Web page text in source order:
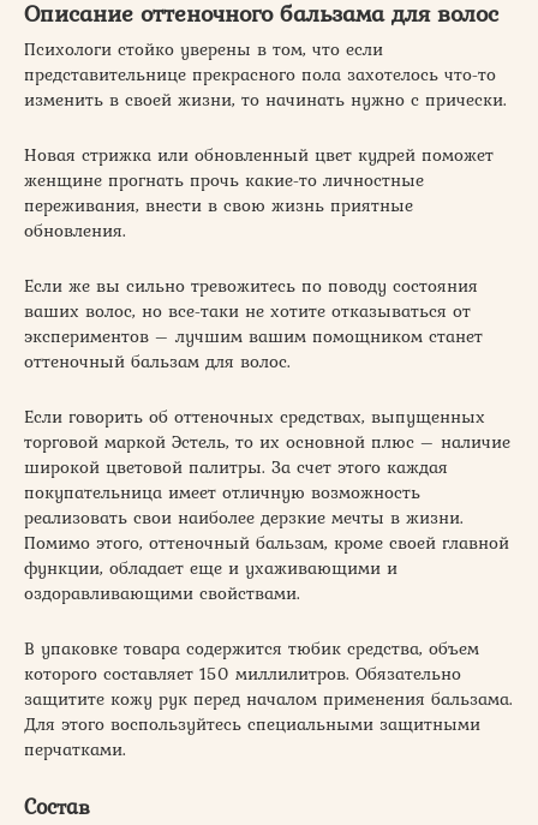
Описание оттеночного бальзама для волос
Психологи стойко уверены в том, что если
представительнице прекрасного пола захотелось что-то
изменить в своей жизни, то начинать нужно с прически.
Новая стрижка или обновленный цвет кудрей поможет
женщине прогнать прочь какие-то личностные
переживания, внести в свою жизнь приятные
обновления.
Если же вы сильно тревожитесь по поводу состояния
ваших волос, но все-таки не хотите отказываться от
экспериментов – лучшим вашим помощником станет
оттеночный бальзам для волос.
Если говорить об оттеночных средствах, выпущенных
торговой маркой Эстель, то их основной плюс – наличие
широкой цветовой палитры. За счет этого каждая
покупательница имеет отличную возможность
реализовать свои наиболее дерзкие мечты в жизни.
Помимо этого, оттеночный бальзам, кроме своей главной
функции, обладает еще и ухаживающими и
оздоравливающими свойствами.
В упаковке товара содержится тюбик средства, объем
которого составляет 150 миллилитров. Обязательно
защитите кожу рук перед началом применения бальзама.
Для этого воспользуйтесь специальными защитными
перчатками.
Состав